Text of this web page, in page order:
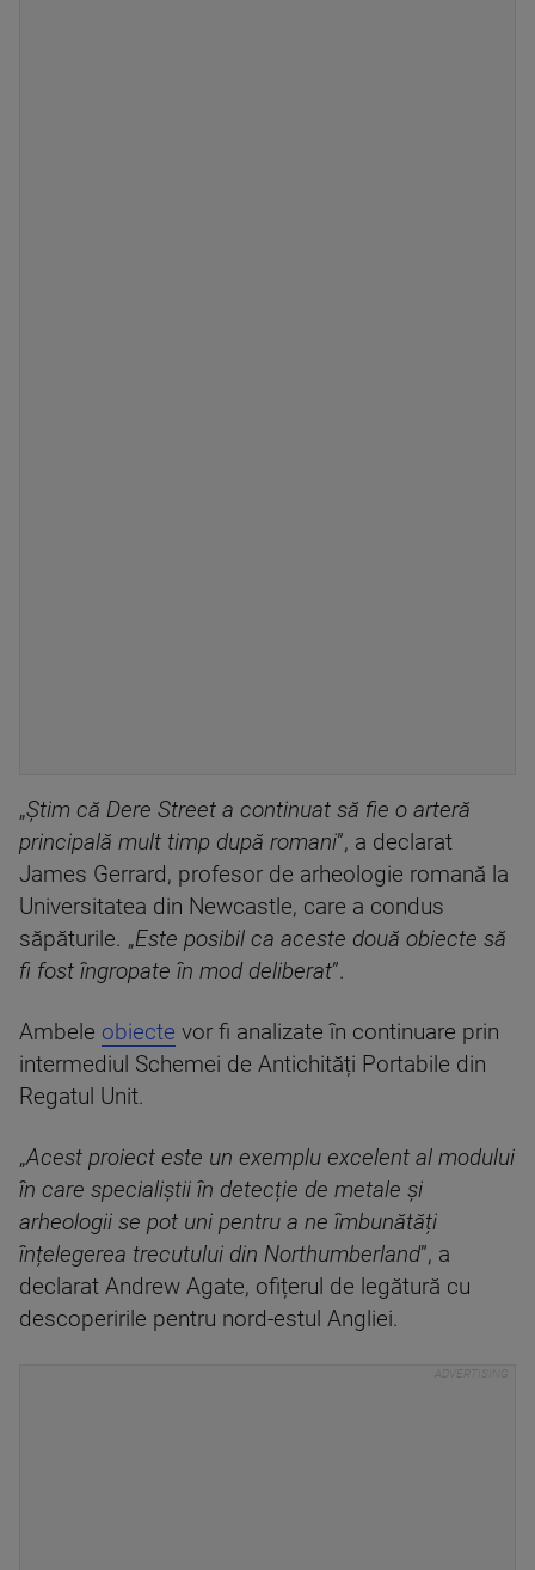
„Știm că Dere Street a continuat să fie o arteră
principală mult timp după romani”, a declarat
James Gerrard, profesor de arheologie romană la
Universitatea din Newcastle, care a condus
săpăturile. „Este posibil ca aceste două obiecte să
fi fost îngropate în mod deliberat”.
Ambele obiecte vor fi analizate în continuare prin
intermediul Schemei de Antichități Portabile din
Regatul Unit.
„Acest proiect este un exemplu excelent al modului
în care specialiștii în detecție de metale și
arheologii se pot uni pentru a ne îmbunătăți
înțelegerea trecutului din Northumberland”, a
declarat Andrew Agate, ofițerul de legătură cu
descoperirile pentru nord-estul Angliei.